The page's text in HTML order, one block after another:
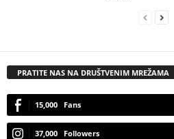
PRATITE NAS NA DRUŠTVENIM MREŽAMA
15,000 Fans
37,000 Followers